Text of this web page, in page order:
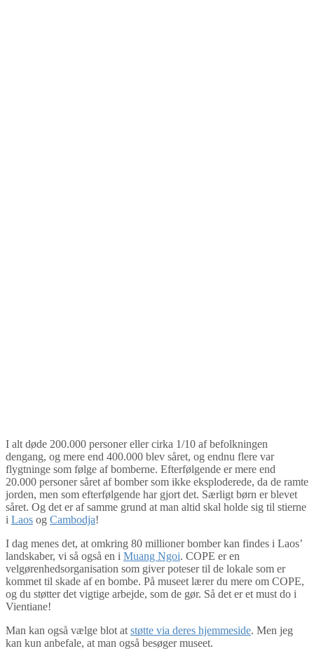
I alt døde 200.000 personer eller cirka 1/10 af befolkningen
dengang, og mere end 400.000 blev såret, og endnu flere var
flygtninge som følge af bomberne. Efterfølgende er mere end
20.000 personer såret af bomber som ikke eksploderede, da de ramte
jorden, men som efterfølgende har gjort det. Særligt børn er blevet
såret. Og det er af samme grund at man altid skal holde sig til stierne
i Laos og Cambodja!
I dag menes det, at omkring 80 millioner bomber kan findes i Laos’
landskaber, vi så også en i Muang Ngoi. COPE er en
velgørenhedsorganisation som giver poteser til de lokale som er
kommet til skade af en bombe. På museet lærer du mere om COPE,
og du støtter det vigtige arbejde, som de gør. Så det er et must do i
Vientiane!
Man kan også vælge blot at støtte via deres hjemmeside. Men jeg
kan kun anbefale, at man også besøger museet.